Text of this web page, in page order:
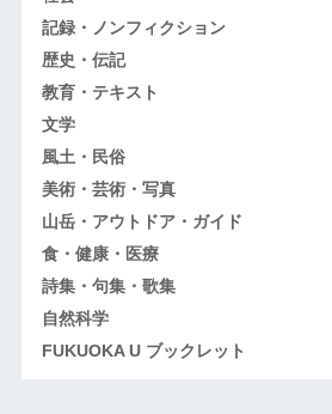
記録・ノンフィクション
歴史・伝記
教育・テキスト
文学
風土・民俗
美術・芸術・写真
山岳・アウトドア・ガイド
食・健康・医療
詩集・句集・歌集
自然科学
FUKUOKA U ブックレット